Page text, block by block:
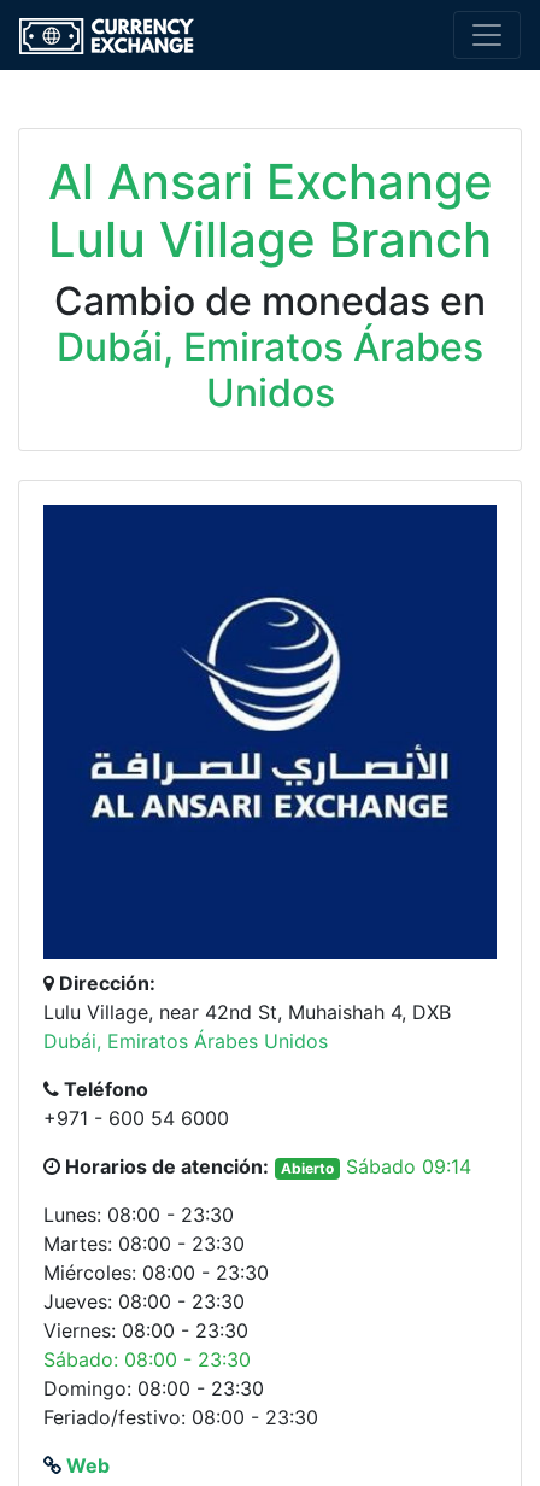
Al Ansari Exchange
Lulu Village Branch
Cambio de monedas en
Dubái, Emiratos Árabes
Unidos
Dirección:
Lulu Village, near 42nd St, Muhaishah 4, DXB
Dubái, Emiratos Árabes Unidos
Teléfono
+971 - 600 54 6000
Horarios de atención:
Abierto
Sábado 09:14
Lunes: 08:00 - 23:30
Martes: 08:00 - 23:30
Miércoles: 08:00 - 23:30
Jueves: 08:00 - 23:30
Viernes: 08:00 - 23:30
Sábado: 08:00 - 23:30
Domingo: 08:00 - 23:30
Feriado/festivo: 08:00 - 23:30
Web